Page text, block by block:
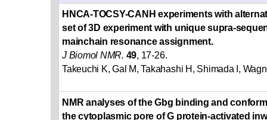
HNCA-TOCSY-CANH experiments with
set of 3D experiment with unique supra-
mainchain resonance assignment.
J Biomol NMR. 49, 17-26.
Takeuchi K, Gal M, Takahashi H, Shimada I,
NMR analyses of the Gbg binding and
the cytoplasmic pore of G protein-activated